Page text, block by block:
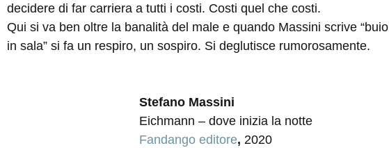
decidere di far carriera a tutti i costi. Costi quel che costi.
Qui si va ben oltre la banalità del male e quando Massini scrive “buio
in sala” si fa un respiro, un sospiro. Si deglutisce rumorosamente.
Stefano Massini
Eichmann – dove inizia la notte
Fandango editore, 2020